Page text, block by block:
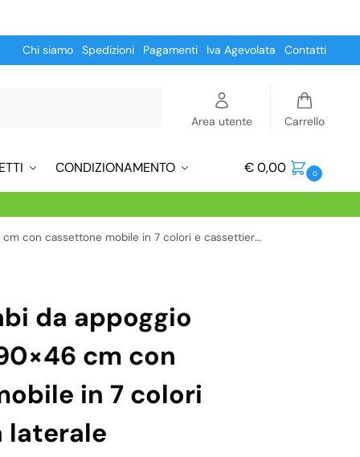
Chi siamo Spedizioni Pagamenti Iva Agevolata Contatti
Area utente Carrello
CONDIZIONAMENTO €0,00 0
mobile in 7 colori e cassettiera laterale abbinabile
da appoggio
cm con
in 7 colori
laterale